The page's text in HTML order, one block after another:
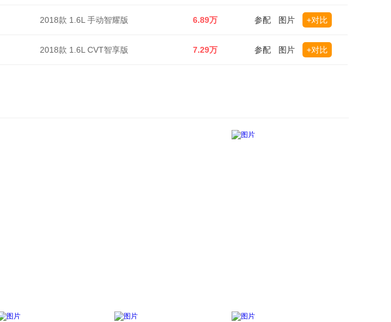
2018款 1.6L 手动智耀版 6.89万 参配 图片 +对比
2018款 1.6L CVT智享版 7.29万 参配 图片 +对比